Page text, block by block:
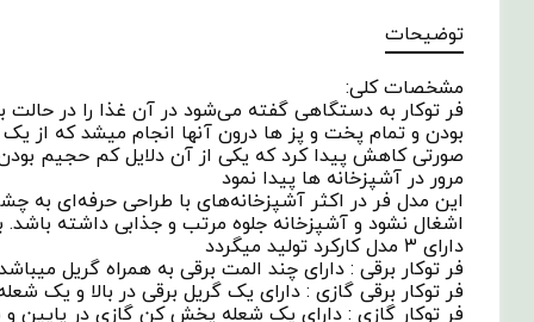
توضیحات
مشخصات کلی:
بودن و تمام پخت و پز ها درون آنها انجام میشد که از
صورتی کاهش پیدا کرد که یکی از آن دلایل کم حجیم
مرور در آشپزخانه ها پیدا نمود
این مدل فر در اکثر آشپزخانه‌های با طراحی حرفه‌ای
اشغال نشود و آشپزخانه جلوه مرتب و جذابی داشته باشد.
دارای ۳ مدل کارکرد تولید میگردد
فر توکار برقی : دارای چند المت برقی به همراه گریل
فر توکار برقی گازی : دارای یک گریل برقی در بالا و یک
فر توکار گازی : دارای یک شعله پخش کن گازی در پایین و